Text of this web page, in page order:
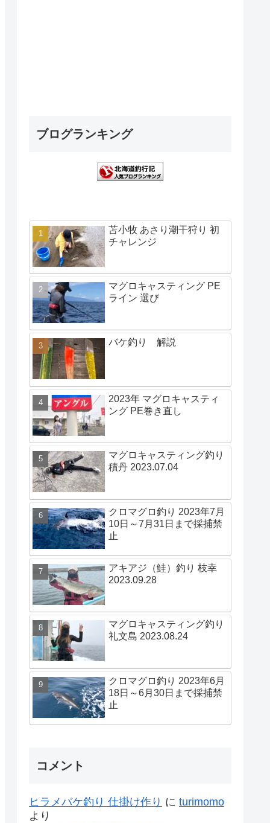
ブログランキング
苫小牧 あさり潮干狩り 初
チャレンジ
マグロキャスティング PE
ライン 選び
バケ釣り 解説
2023年 マグロキャスティ
ング PE巻き直し
マグロキャスティング釣り
積丹 2023.07.04
クロマグロ釣り 2023年7月
10日～7月31日まで採捕禁
止
アキアジ（鮭）釣り 枝幸
2023.09.28
マグロキャスティング釣り
礼文島 2023.08.24
クロマグロ釣り 2023年6月
18日～6月30日まで採捕禁
止
コメント
ヒラメバケ釣り 仕掛け作り に turimomo
より